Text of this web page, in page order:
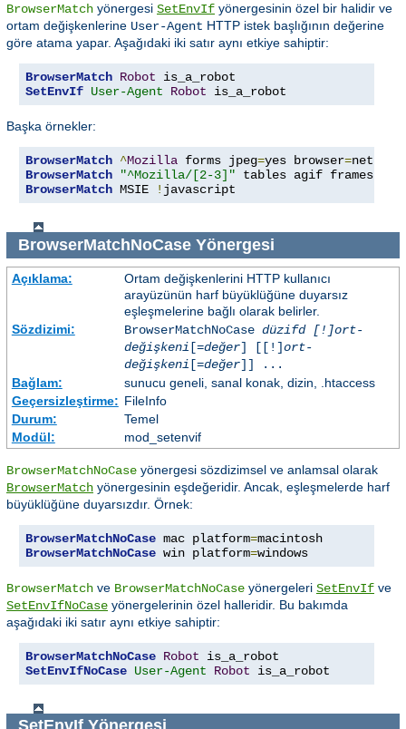
BrowserMatch yönergesi SetEnvIf yönergesinin özel bir halidir ve
ortam değişkenlerine User-Agent HTTP istek başlığının değerine
göre atama yapar. Aşağıdaki iki satır aynı etkiye sahiptir:
BrowserMatch Robot
SetEnvIf User-Agent Robot is_a_robot
Başka örnekler:
BrowserMatch ^Mozilla forms jpeg=yes browser=
BrowserMatch
"^Mozilla/[2-3]"
BrowserMatch MSIE ! javascript
BrowserMatchNoCaseYönergesi
Açıklama:
Ortam değişkenlerini HTTP kullanıcı
arayüzünün harf büyüklüğüne duyarsız
eşleşmelerine bağlı olarak belirler.
Sözdizimi:
BrowserMatchNoCase düzifd [!]ort-
değişkeni[=değer] [[!]ort-
değişkeni[=değer]] ...
Bağlam:
sunucu geneli, sanal konak, dizin, .htaccess
Geçersizleştirme: FileInfo
Durum:
Temel
Modül:
mod_setenvif
BrowserMatchNoCase yönergesi sözdizimsel ve anlamsal olarak
BrowserMatch yönergesinin eşdeğeridir. Ancak, eşleşmelerde harf
büyüklüğüne duyarsızdır. Örnek:
BrowserMatchNoCase mac platform=
BrowserMatchNoCase win platform=windows
BrowserMatch ve BrowserMatchNoCase yönergeleri SetEnvIf ve
SetEnvIfNoCase yönergelerinin özel halleridir. Bu bakımda
aşağıdaki iki satır aynı etkiye sahiptir:
BrowserMatchNoCase Robot
SetEnvIfNoCase User-Agent Robot is_a_robot